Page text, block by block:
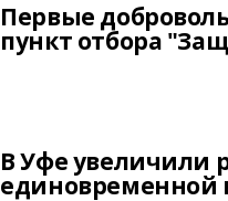
Первые
пункт отбора
В Уфе увеличили
единовременной